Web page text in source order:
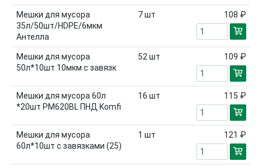
Мешки для мусора
35л/50шт/HDPE/6мкм
Антелла
7шт 108 ₽
Мешки для мусора
50л*10шт 10мкм с завязк
52 шт 109 ₽
Мешки для мусора 60л
*20шт PM620BL ПНД Komfi
16 шт 115 ₽
Мешки для мусора
60л*10шт с завязками (25)
1 шт 121 ₽